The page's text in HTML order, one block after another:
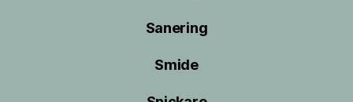
Sanering
Smide